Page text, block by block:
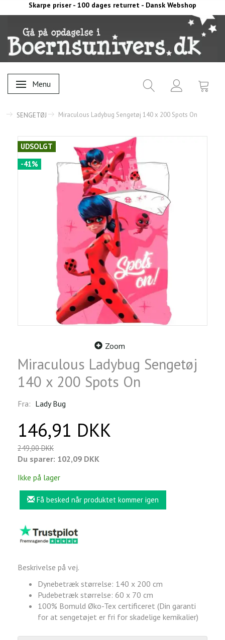
Skarpe priser - 100 dages returret - Dansk Webshop
Skifte navigation
Menu
SENGETØJ Miraculous Ladybug Sengetøj 140 x 200 Spots On
UDSOLGT
-41%
Zoom
Miraculous Ladybug Sengetøj
140 x 200 Spots On
Fra: Lady Bug
146,91 DKK
249,00 DKK
Du sparer: 102,09 DKK
Ikke på lager
Få besked når produktet kommer igen
Beskrivelse på vej.
Dynebetræk størrelse: 140 x 200 cm
Pudebetræk størrelse: 60 x 70 cm
100% Bomuld Øko-Tex certificeret (Din garanti
for at sengetøjet er fri for skadelige kemikalier)